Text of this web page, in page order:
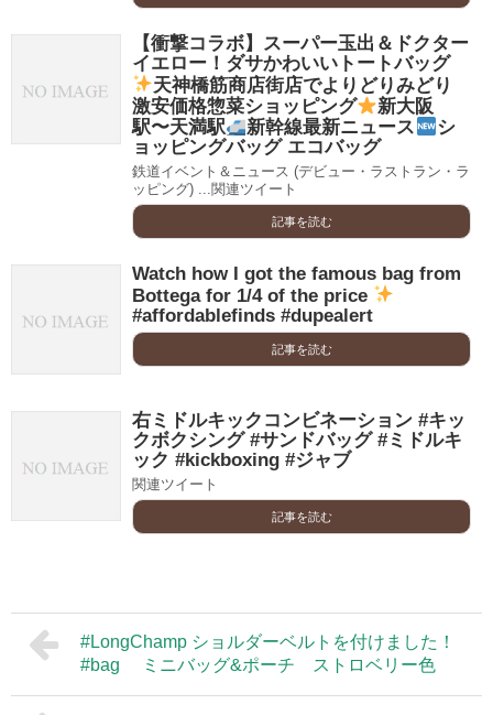
【衝撃コラボ】スーパー玉出＆ドクター
イエロー！ダサかわいいトートバッグ
天神橋筋商店街店でよりどりみどり
激安価格惣菜ショッピング
新大阪
駅〜天満駅
新幹線最新ニュース
シ
ョッピングバッグ エコバッグ
鉄道イベント＆ニュース (デビュー・ラストラン・ラ
ッピング) ...関連ツイート
記事を読む
Watch how I got the famous bag from
Bottega for 1/4 of the price
#affordablefinds #dupealert
記事を読む
右ミドルキックコンビネーション #キッ
クボクシング #サンドバッグ #ミドルキ
ック #kickboxing #ジャブ
関連ツイート
記事を読む
#LongChamp ショルダーベルトを付けました！
#bag ミニバッグ&ポーチ ストロベリー色